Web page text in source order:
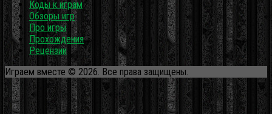
Коды к играм
Обзоры игр
Про игры
Прохождения
Рецензии
Играем вместе © 2026. Все права защищены.